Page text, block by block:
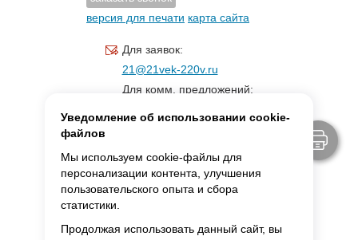
версия для печати карта сайта
Для заявок:
21@21vek-220v.ru
Для комм. предложений:
Уведомление об использовании cookie-
файлов
Мы используем cookie-файлы для
персонализации контента, улучшения
пользовательского опыта и сбора
статистики.
Продолжая использовать данный сайт, вы